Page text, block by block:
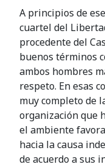
A principios de
cuartel del
procedente del
buenos términos
ambos hombres
respeto. En esas
muy completo de
organización que
el ambiente
hacia la causa
de acuerdo a sus